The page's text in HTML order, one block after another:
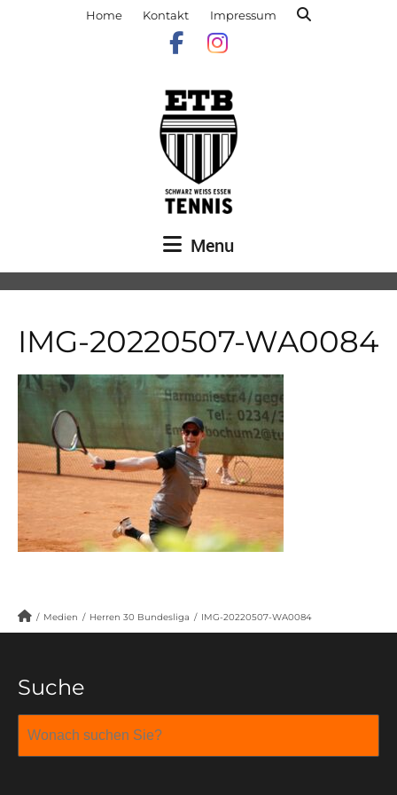
Home Kontakt Impressum
Menu
IMG-20220507-WA0084
/ Medien / Herren 30 Bundesliga / IMG-20220507-WA0084
Suche